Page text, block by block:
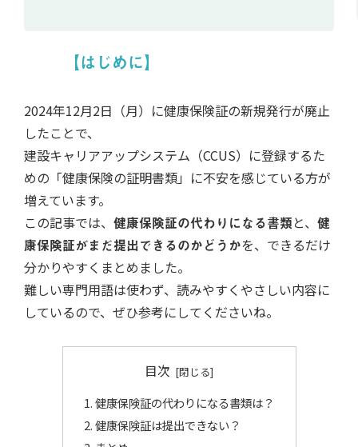
【はじめに】
2024年12月2日（月）に健康保険証の新規発行が廃止
したことで、
建設キャリアアップシステム（CCUS）に登録するた
めの「健康保険の証明書類」に不安を感じている方が
増えています。
この記事では、 健康保険証の代わりになる書類と、 健
康保険証がまだ提出できるのかどうかを、できるだけ
分かりやすくまとめました。
難しい専門用語は使わず、読みやすくやさしい内容に
しているので、ぜひ参考にしてくださいね。
目次
健康保険証の代わりになる書類は？
健康保険証は提出できない？